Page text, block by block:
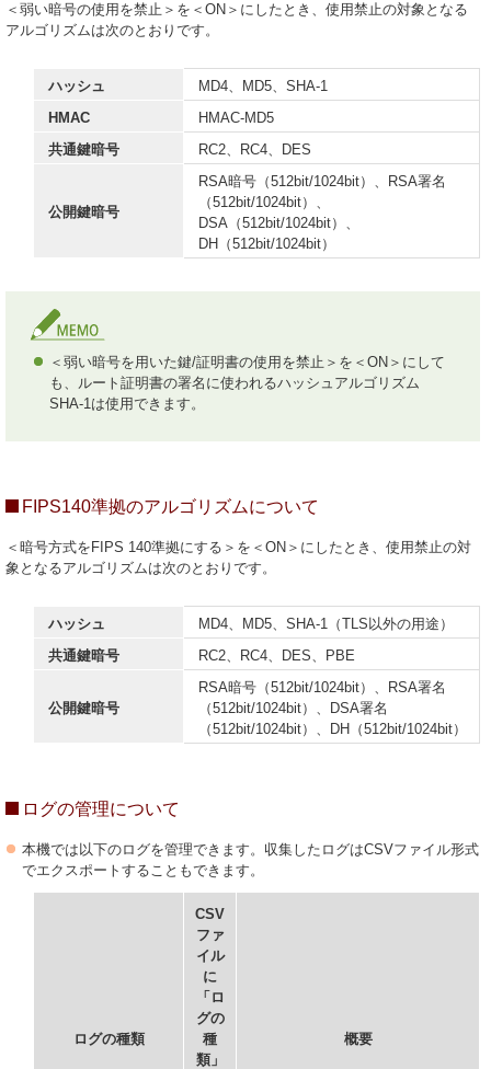
＜弱い暗号の使用を禁止＞を＜ON＞にしたとき、使用禁止の対象となる
アルゴリズムは次のとおりです。
ハッシュ
MD4、MD5、SHA-1
HMAC
HMAC-MD5
共通鍵暗号
RC2、RC4、DES
公開鍵暗号
RSA暗号（512bit/1024bit）、RSA署名
（512bit/1024bit）、
DSA（512bit/1024bit）、
DH（512bit/1024bit）
＜弱い暗号を用いた鍵/証明書の使用を禁止＞を＜ON＞にして
も、ルート証明書の署名に使われるハッシュアルゴリズム
SHA-1は使用できます。
FIPS140準拠のアルゴリズムについて
＜暗号方式をFIPS 140準拠にする＞を＜ON＞にしたとき、使用禁止の対
象となるアルゴリズムは次のとおりです。
ハッシュ
MD4、MD5、SHA-1（TLS以外の用途）
共通鍵暗号
RC2、RC4、DES、PBE
公開鍵暗号
RSA暗号（512bit/1024bit）、RSA署名
（512bit/1024bit）、DSA署名
（512bit/1024bit）、DH（512bit/1024bit）
ログの管理について
本機では以下のログを管理できます。収集したログはCSVファイル形式
でエクスポートすることもできます。
ログの種類
CSV
ファ
イル
に
「ロ
グの
種
類」
概要